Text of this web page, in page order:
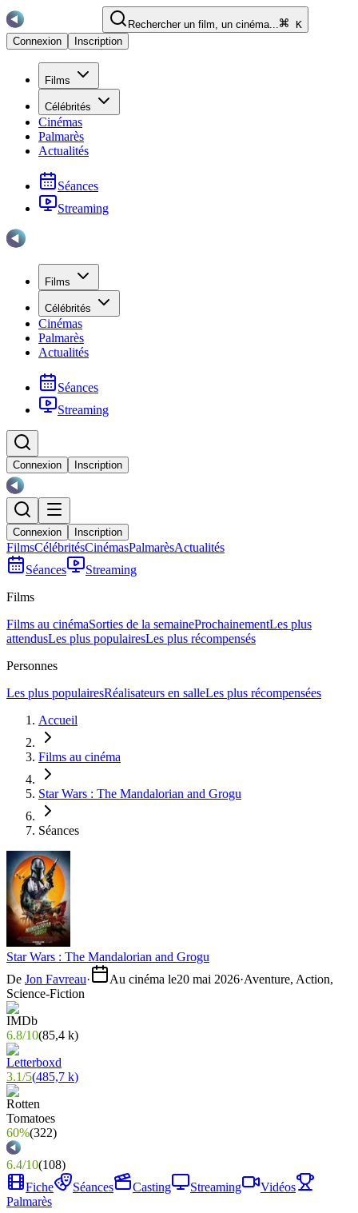
Rechercher un film, un cinéma...
K
Connexion
Inscription
Films
Célébrités
Cinémas
Palmarès
Actualités
Séances
Streaming
Films
Célébrités
Cinémas
Palmarès
Actualités
Séances
Streaming
Connexion Inscription
Connexion Inscription
FilmsCélébritésCinémasPalmarèsActualités
Séances
Streaming
Films
Films au cinémaSorties de la semaineProchainementLes plus
attendusLes plus populairesLes plus récompensés
Personnes
Les plus populairesRéalisateurs en salleLes plus récompensées
Accueil
Films au cinéma
Star Wars : The Mandalorian and Grogu
Séances
Star Wars : The Mandalorian and Grogu
De Jon Favreau· Au cinéma le20 mai 2026·Aventure, Action,
Science-Fiction
6.8/10(85,4 k)
3.1/5(485,7 k)
60%(322)
6.4/10(108)
Fiche
Séances Casting Streaming
Vidéos
Palmarès